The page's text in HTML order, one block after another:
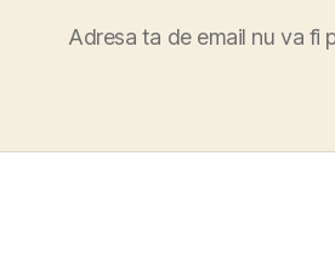
Adresa ta de email nu va fi